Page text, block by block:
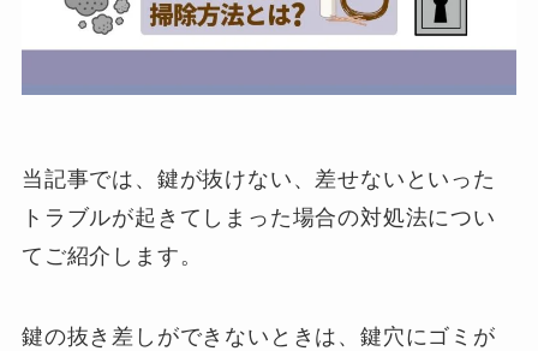
当記事では、鍵が抜けない、差せないといった
トラブルが起きてしまった場合の対処法につい
てご紹介します。
鍵の抜き差しができないときは、鍵穴にゴミが